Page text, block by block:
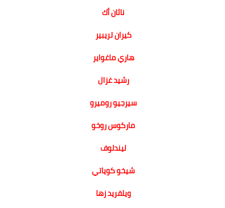
ناثان أك
كيران تريبير
هاري ماغواير
رشيد غزال
سيرجيو روميرو
ماركوس روخو
ليندلوف
شيخو كوياتي
ويلفريد زها